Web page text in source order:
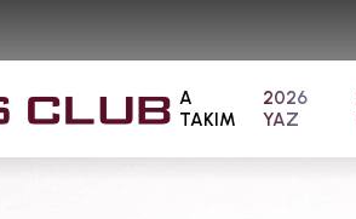
A
TAKIM
2026
YAZ